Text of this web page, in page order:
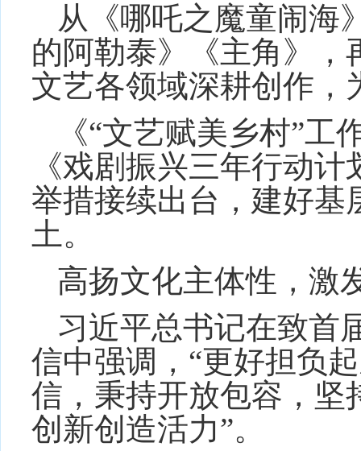
从《哪吒之魔童闹海
的阿勒泰》《主角》，
文艺各领域深耕创作，
《“文艺赋美乡村”工
《戏剧振兴三年行动
举措接续出台，建好基
土。
高扬文化主体性，激
习近平总书记在致首
信中强调，“更好担负
信，秉持开放包容，坚
创新创造活力”。